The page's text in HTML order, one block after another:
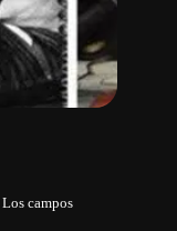
Los campos